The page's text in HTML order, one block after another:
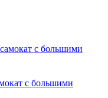
с большими